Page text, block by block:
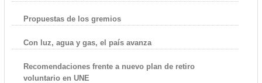
Propuestas de los gremios
Con luz, agua y gas, el país avanza
Recomendaciones frente a nuevo plan de retiro
voluntario en UNE